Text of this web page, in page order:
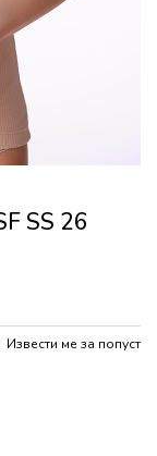
SS 26
Извести ме за попуст